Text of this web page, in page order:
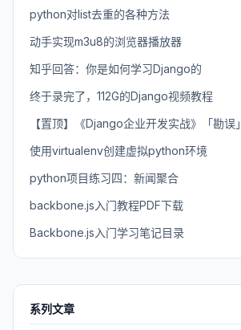
python对list去重的各种方法
动手实现m3u8的浏览器播放器
知乎回答：你是如何学习Django的
终于录完了，112G的Django视频教程
【置顶】《Django企业开发实战》「勘误」
使用virtualenv创建虚拟python环境
python项目练习四：新闻聚合
backbone.js入门教程PDF下载
Backbone.js入门学习笔记目录
系列文章